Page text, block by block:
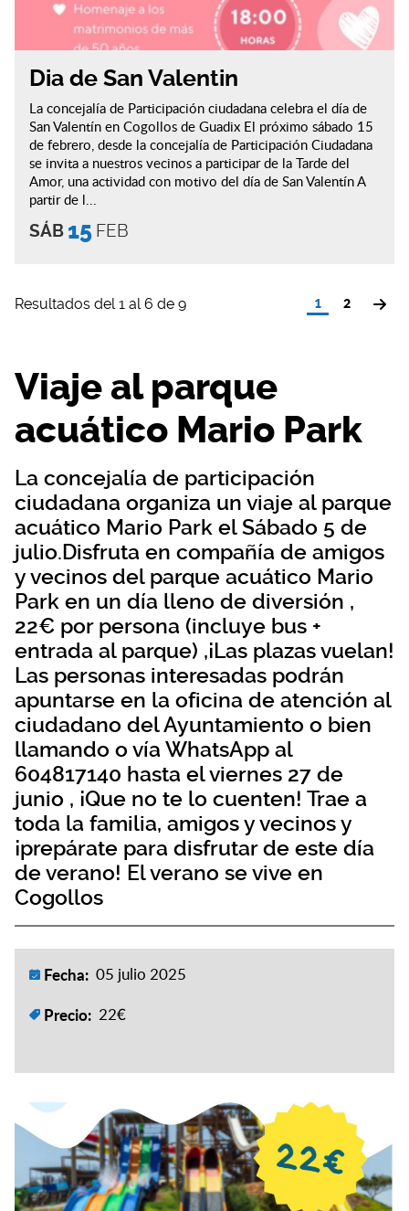
Dia de San Valentin
La concejalía de Participación ciudadana celebra el día de
San Valentín en Cogollos de Guadix El próximo sábado 15
de febrero, desde la concejalía de Participación Ciudadana
se invita a nuestros vecinos a participar de la Tarde del
Amor, una actividad con motivo del día de San Valentín A
partir de l...
SÁB 15 FEB
Resultados del 1 al 6 de 9 1 2
Viaje al parque
acuático Mario Park
La concejalía de participación
ciudadana organiza un viaje al parque
acuático Mario Park el Sábado 5 de
julio.Disfruta en compañía de amigos
y vecinos del parque acuático Mario
Park en un día lleno de diversión ,
22€ por persona (incluye bus +
entrada al parque) ,¡Las plazas vuelan!
Las personas interesadas podrán
apuntarse en la oficina de atención al
ciudadano del Ayuntamiento o bien
llamando o vía WhatsApp al
604817140 hasta el viernes 27 de
junio , ¡Que no te lo cuenten! Trae a
toda la familia, amigos y vecinos y
¡prepárate para disfrutar de este día
de verano! El verano se vive en
Cogollos
Fecha: 05 julio 2025
Precio: 22€